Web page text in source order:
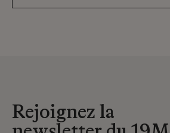
Rejoignez la